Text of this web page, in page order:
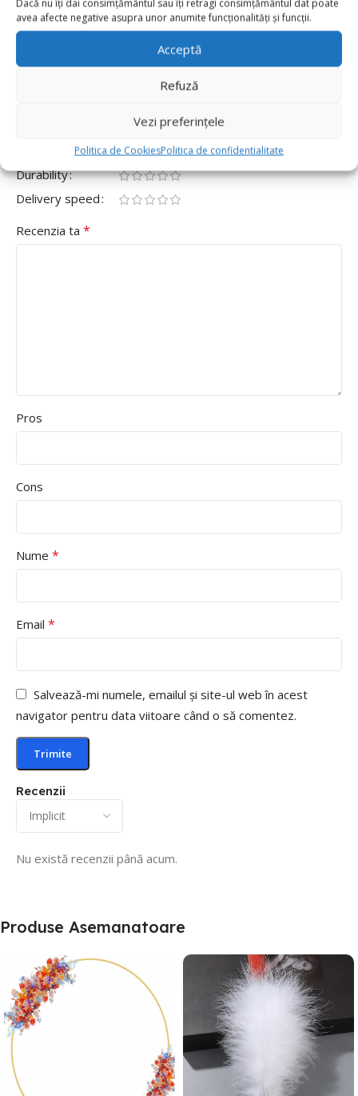
Dacă nu îți dai consimțământul sau îți retragi consimțământul dat poate
avea afecte negative asupra unor anumite funcționalități și funcții.
Acceptă
Refuză
Vezi preferințele
Politica de CookiesPolitica de confidentialitate
0
Recenzii
Nu există recenzii până acum.
Fii primul care scrii o recenzie pentru „Set 5 Baloane
Latex Jumbo Retro 46cm, Verde Masliniu”
Value for money
Durability
Delivery speed
Recenzia ta *
Pros
Cons
Nume *
Email *
Salvează-mi numele, emailul și site-ul web în acest
navigator pentru data viitoare când o să comentez.
Produse Asemanatoare